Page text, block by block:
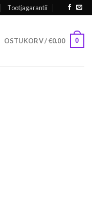
Tootjagarantii
OSTUKORV /€0.00 0